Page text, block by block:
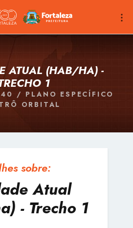
ATUAL (HAB/HA) -
1
/ PLANO ESPECÍFICO
ORBITAL
sobre:
Atual
- Trecho 1